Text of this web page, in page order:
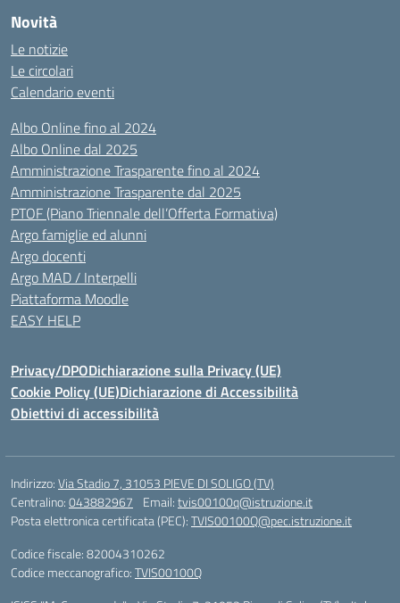
Novità
Le notizie
Le circolari
Calendario eventi
Albo Online fino al 2024
Albo Online dal 2025
Amministrazione Trasparente fino al 2024
Amministrazione Trasparente dal 2025
PTOF (Piano Triennale dell’Offerta Formativa)
Argo famiglie ed alunni
Argo docenti
Argo MAD / Interpelli
Piattaforma Moodle
EASY HELP
Privacy/DPODichiarazione sulla Privacy (UE)
Cookie Policy (UE)Dichiarazione di Accessibilità
Obiettivi di accessibilità
Indirizzo:Via Stadio 7, 31053 PIEVE DI SOLIGO (TV)
Centralino:043882967 Email:tvis00100q@istruzione.it
Posta elettronica certificata (PEC):TVIS00100Q@pec.istruzione.it
Codice fiscale: 82004310262
Codice meccanografico:TVIS00100Q